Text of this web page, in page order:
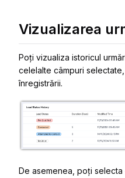
Vizualizarea
Poți vizualiza istoricul
celelalte câmpuri
înregistrării.
De asemenea, poți